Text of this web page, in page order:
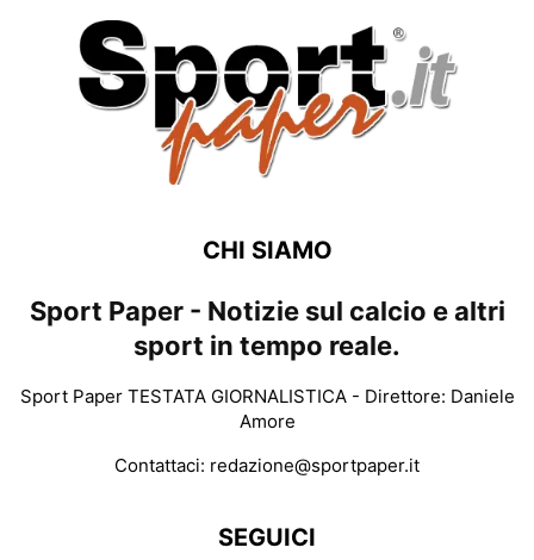
CHI SIAMO
Sport Paper - Notizie sul calcio e altri
sport in tempo reale.
Sport Paper TESTATA GIORNALISTICA - Direttore: Daniele
Amore
Contattaci: redazione@sportpaper.it
SEGUICI